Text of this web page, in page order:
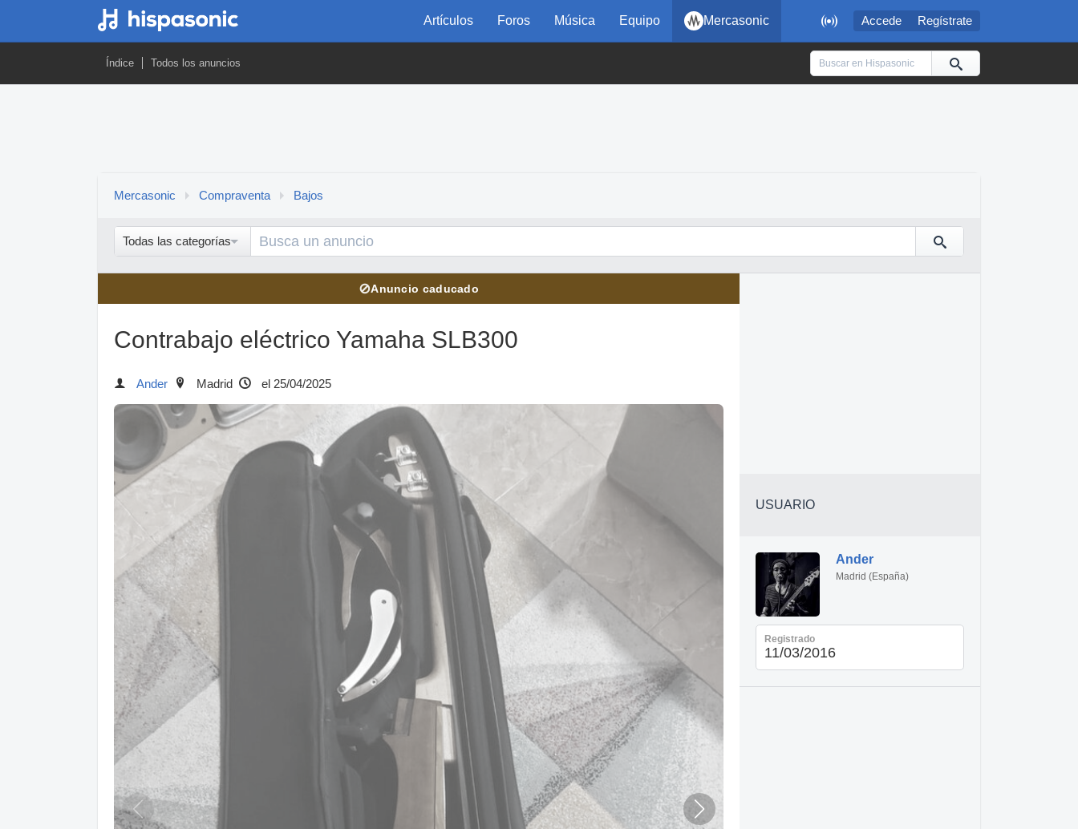
 Accede Regístrate
Artículos Foros Música Equipo Mercasonic
Índice Todos los anuncios
Mercasonic Compraventa Bajos
Todas las categorías
⊘Anuncio caducado
Contrabajo eléctrico Yamaha SLB300
Ander Madrid el 25/04/2025
USUARIO
Ander
Madrid (España)
Registrado
11/03/2016